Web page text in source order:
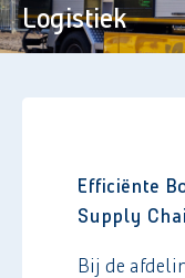
Logistiek
Efficiënte
Supply
Bij de